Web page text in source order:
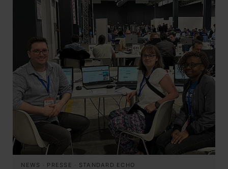
NEWS · PRESSE · STANDARD ECHO